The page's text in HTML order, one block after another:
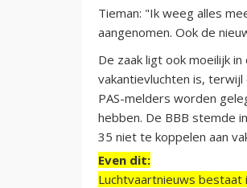
Tieman: "Ik weeg alles
aangenomen. Ook de
De zaak ligt ook moeilijk
vakantievluchten is,
PAS-melders worden
hebben. De BBB stemde
35 niet te koppelen aan
Even dit:
Luchtvaartnieuws bestaat